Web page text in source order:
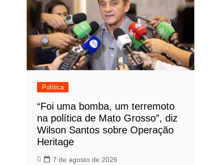
Política
“Foi uma bomba, um terremoto
na política de Mato Grosso”, diz
Wilson Santos sobre Operação
Heritage
7 de agosto de 2026